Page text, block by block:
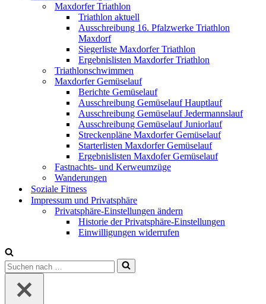
Maxdorfer Triathlon
Triathlon aktuell
Ausschreibung 16. Pfalzwerke Triathlon
Maxdorf
Siegerliste Maxdorfer Triathlon
Ergebnislisten Maxdorfer Triathlon
Triathlonschwimmen
Maxdorfer Gemüselauf
Berichte Gemüselauf
Ausschreibung Gemüselauf Hauptlauf
Ausschreibung Gemüselauf Jedermannslauf
Ausschreibung Gemüselauf Juniorlauf
Streckenpläne Maxdorfer Gemüselauf
Starterlisten Maxdorfer Gemüselauf
Ergebnislisten Maxdofer Gemüselauf
Fastnachts- und Kerweumzüge
Wanderungen
Soziale Fitness
Impressum und Privatsphäre
Privatsphäre-Einstellungen ändern
Historie der Privatsphäre-Einstellungen
Einwilligungen widerrufen
Suchen
nach …